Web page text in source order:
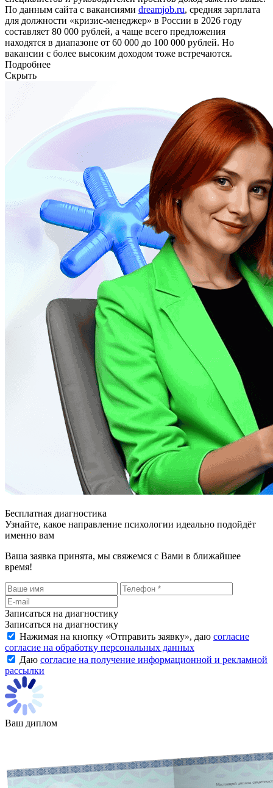
По данным сайта с вакансиями dreamjob.ru, средняя зарплата
для должности «кризис-менеджер» в России в 2026 году
составляет 80 000 рублей, а чаще всего предложения
находятся в диапазоне от 60 000 до 100 000 рублей. Но
вакансии с более высоким доходом тоже встречаются.
Подробнее
Скрыть
Бесплатная диагностика
Узнайте, какое направление психологии идеально подойдёт
именно вам
Ваша заявка принята, мы свяжемся с Вами в ближайшее
время!
Записаться на диагностику
Записаться на диагностику
Нажимая на кнопку «Отправить заявку», даю согласие
согласие на обработку персональных данных
Даю согласие на получение информационной и рекламной
рассылки
Ваш диплом